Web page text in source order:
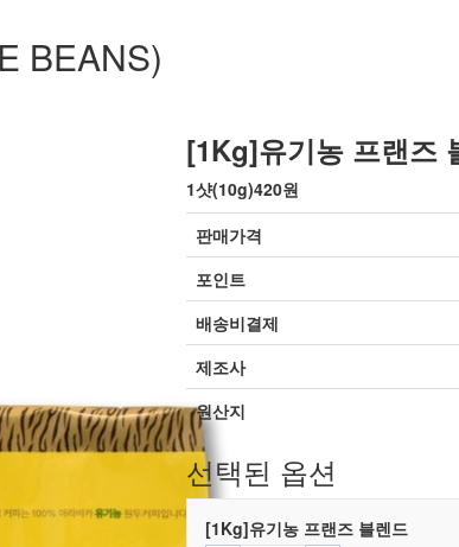
BEANS)
[1Kg]유기농 프랜즈
1샷(10g)420원
판매가격
포인트
배송비결제
제조사
원산지
선택된 옵션
[1Kg]유기농 프랜즈 블렌드